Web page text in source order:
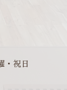
・祝日